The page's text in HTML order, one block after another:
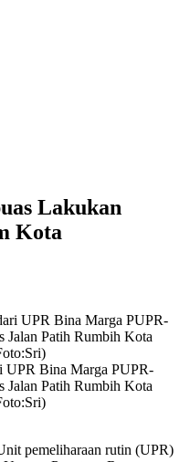
Lakukan
Kota
Bina Marga PUPR-
Jalan Patih Rumbih Kota
pemeliharaan rutin (UPR)